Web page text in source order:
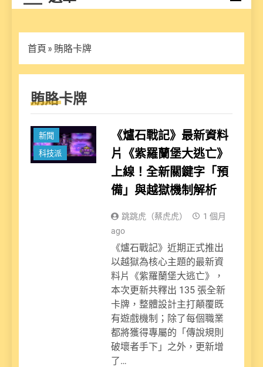
首頁 » 賄賂卡牌
賄賂卡牌
新聞
科技派
《爐石戰記》最新資料
片《紫羅蘭堡大逃亡》
上線！全新關鍵字「預
備」與越獄機制解析
跳跳虎（蔡虎虎）
1 個月
ago
《爐石戰記》近期正式推出
以越獄為核心主題的最新資
料片《紫羅蘭堡大逃亡》，
本次更新共釋出 135 張全新
卡牌，整體設計主打顛覆既
有遊戲機制；除了每個職業
都將獲得專屬的「傳說規則
破壞者手下」之外，更新增
了…